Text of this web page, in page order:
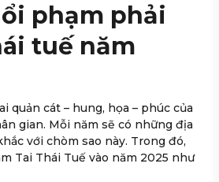
phạm phải
tuế năm
quản cát – hung, họa – phúc của
gian. Mỗi năm sẽ có những địa
với chòm sao này. Trong đó,
Tai Thái Tuế vào năm 2025 như